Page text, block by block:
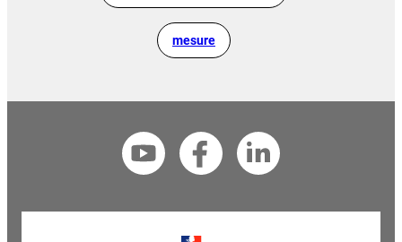
mesure